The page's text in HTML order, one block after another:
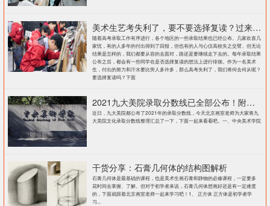
美术生艺考失利了，要不要选择复读？过来人提出这几点建议
随着高考录取工作有序进行，各个地区的一些录取结果也已经公布。几家欢喜几
家忧，有的人多年的付出得到了回报，但也有的人与心仪高校失之交臂。但无论
结果是怎样的，我们都要从容的去面对，路还是要继续走下去的。每年录取结果
公布之后，都会有一些同学在是否选择复读的想法上进行徘徊。作为一名美术
生，付出的努力和汗水要比旁人多许多，那么高考失利了，我们将何去何从呢？
要选择复读吗？下面
2021九大美院录取分数线已全部公布！附各大院校录取分数线汇总！
近日，九大美院都公布了2021年的录取分数线，今天北京画室老师为大家将九
大美院文化录取分数线整理汇总了一下，下面一起来看看吧。一、中央美术学院
干货分享：石膏几何体的结构图解析
石膏几何体是最基础的课程，也是美术生画石膏和静物的必修课程，一定要多
花时间去掌握、了解。但对于初学者来说，石膏几何体想画好还是有一定难度
的，下面就跟着北京画室老师一起来学习吧！1、 正方体 正方体是初学者学
习...